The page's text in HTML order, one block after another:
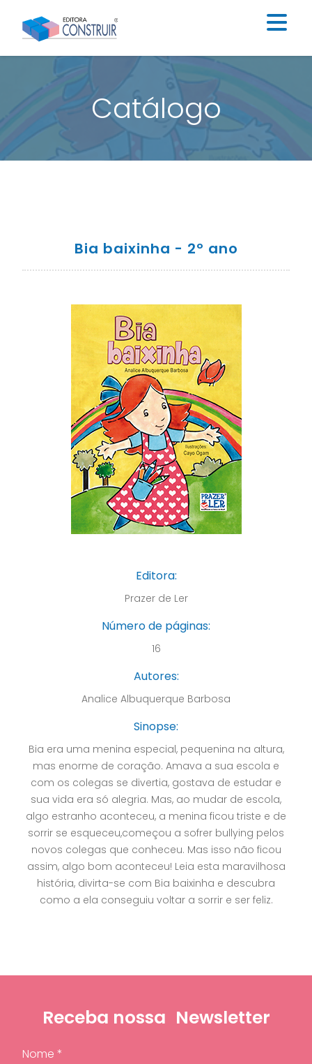
Institucional
Educação Infantil
Ensino Fundamental I
Catálogo
Bia baixinha - 2º ano
Editora:
Prazer de Ler
Número de páginas:
16
Autores:
Analice Albuquerque Barbosa
Sinopse:
Bia era uma menina especial, pequenina na altura,
mas enorme de coração. Amava a sua escola e
com os colegas se divertia, gostava de estudar e
sua vida era só alegria. Mas, ao mudar de escola,
algo estranho aconteceu, a menina ficou triste e de
sorrir se esqueceu,começou a sofrer bullying pelos
novos colegas que conheceu. Mas isso não ficou
assim, algo bom aconteceu! Leia esta maravilhosa
história, divirta-se com Bia baixinha e descubra
como a ela conseguiu voltar a sorrir e ser feliz.
Receba nossa Newsletter
Nome *